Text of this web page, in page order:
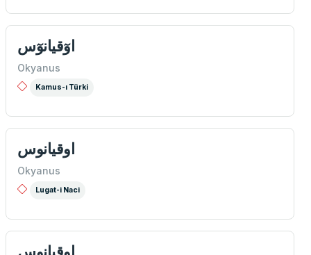
اوٓقيانوٓس
Okyanus
Kamus-ı Türki
اوقيانوس
Okyanus
Lugat-i Naci
اوقيانوس